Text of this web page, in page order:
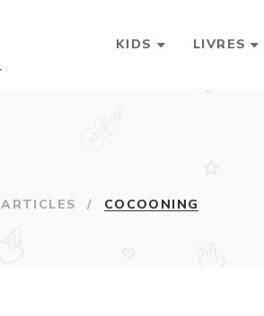
KIDS LIVRES
ARTICLES / COCOONING